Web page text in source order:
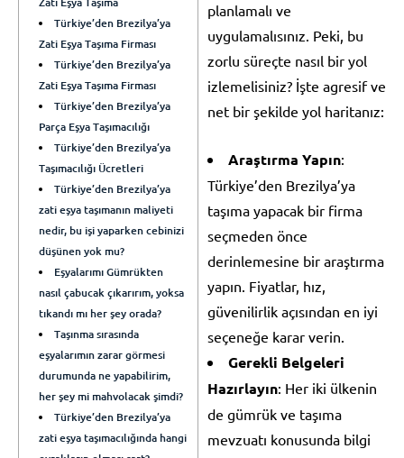
Türkiye’den Brezilya’ya
Zati Eşya Taşıma Firması
Türkiye’den Brezilya’ya
Zati Eşya Taşıma Firması
Türkiye’den Brezilya’ya
Parça Eşya Taşımacılığı
Türkiye’den Brezilya’ya
Taşımacılığı Ücretleri
Türkiye’den Brezilya’ya
zati eşya taşımanın maliyeti
nedir, bu işi yaparken cebinizi
düşünen yok mu?
Eşyalarımı Gümrükten
nasıl çabucak çıkarırım, yoksa
tıkandı mı her şey orada?
Taşınma sırasında
eşyalarımın zarar görmesi
durumunda ne yapabilirim,
her şey mi mahvolacak şimdi?
Türkiye’den Brezilya’ya
zati eşya taşımacılığında hangi
planlamalı ve
uygulamalısınız. Peki, bu
zorlu süreçte nasıl bir yol
izlemelisiniz? İşte agresif ve
net bir şekilde yol haritanız:
Araştırma Yapın:
Türkiye’den Brezilya’ya
taşıma yapacak bir firma
seçmeden önce
derinlemesine bir araştırma
yapın. Fiyatlar, hız,
güvenilirlik açısından en iyi
seçeneğe karar verin.
Gerekli Belgeleri
Hazırlayın: Her iki ülkenin
de gümrük ve taşıma
mevzuatı konusunda bilgi